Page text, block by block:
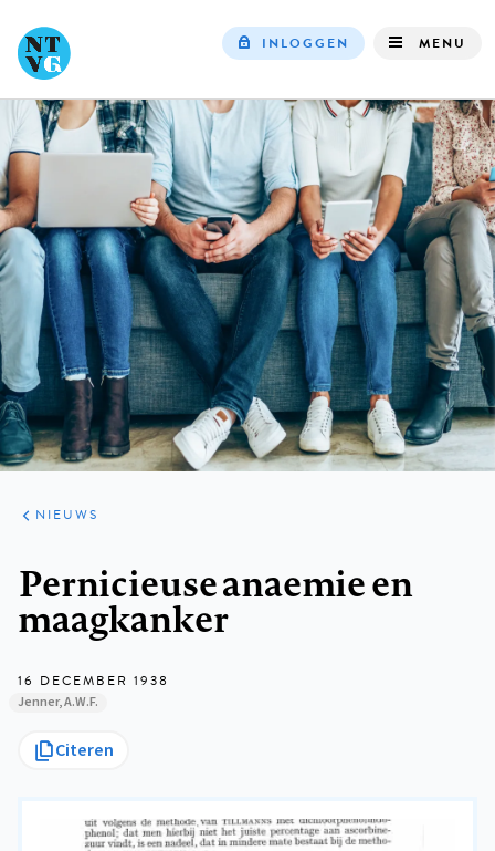
navigation
INLOGGEN MENU
ARTIKELEN
HET
KORT
NIEUWS
Pernicieuse anaemie en
maagkanker
16 DECEMBER 1938
Jenner, A.W.F.
Citeren